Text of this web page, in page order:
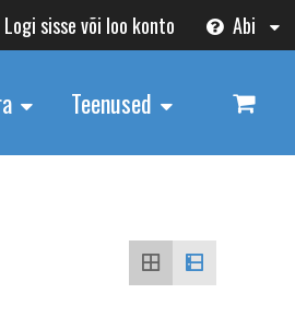
Logi sisse või loo konto Abi
Teenused